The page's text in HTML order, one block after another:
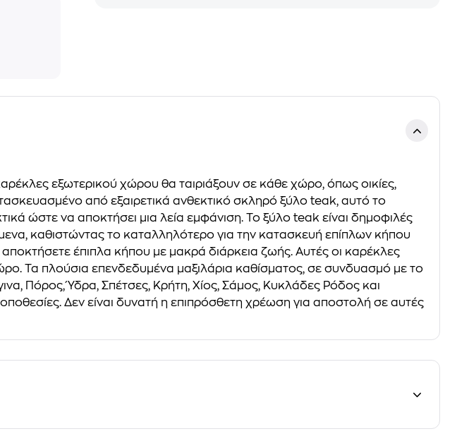
εξωτερικού χώρου θα ταιριάξουν σε κάθε χώρο, όπως οικίες,
από εξαιρετικά ανθεκτικό σκληρό ξύλο teak, αυτό το
ώστε να αποκτήσει μια λεία εμφάνιση. Το ξύλο teak είναι δημοφιλές
καθιστώντας το καταλληλότερο για την κατασκευή επίπλων κήπου
έπιπλα κήπου με μακρά διάρκεια ζωής. Αυτές οι καρέκλες
Τα πλούσια επενδεδυμένα μαξιλάρια καθίσματος, σε συνδυασμό με το
Πόρος, Ύδρα, Σπέτσες, Κρήτη, Χίος, Σάμος, Κυκλάδες Ρόδος και
Δεν είναι δυνατή η επιπρόσθετη χρέωση για αποστολή σε αυτές